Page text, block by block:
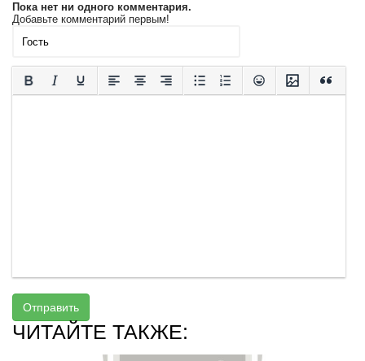
Пока нет ни одного комментария.
Добавьте комментарий первым!
Отправить
ЧИТАЙТЕ ТАКЖЕ: